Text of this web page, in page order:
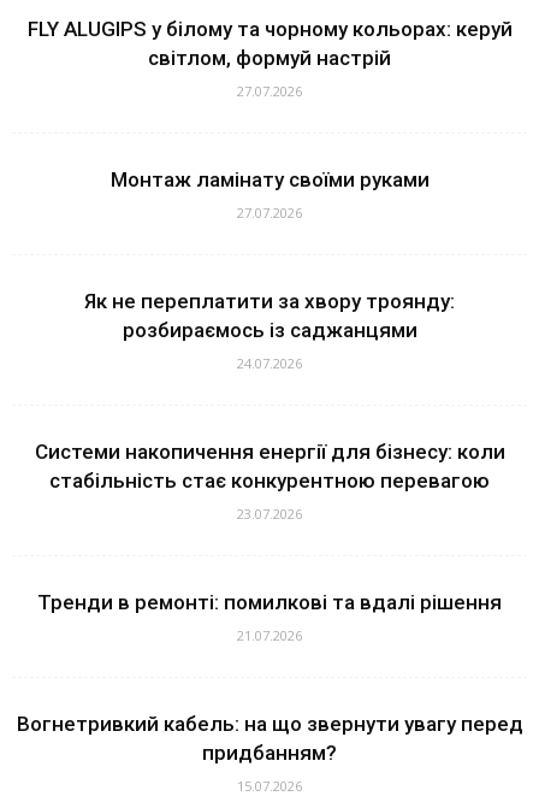
FLY ALUGIPS у білому та чорному кольорах: керуй
світлом, формуй настрій
27.07.2026
Монтаж ламінату своїми руками
27.07.2026
Як не переплатити за хвору троянду:
розбираємось із саджанцями
24.07.2026
Системи накопичення енергії для бізнесу: коли
стабільність стає конкурентною перевагою
23.07.2026
Тренди в ремонті: помилкові та вдалі рішення
21.07.2026
Вогнетривкий кабель: на що звернути увагу перед
придбанням?
15.07.2026